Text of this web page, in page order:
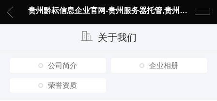
贵州黔耘信息企业官网-贵州服务器托管,贵州主机托管,云服务器托管,数据中心托管,网络设备托管,服务器租用,托管服务提供商,服务器管理-黔耘信息 贵州数据中心机柜租用-专业贵州IDC托管服务器维修
关于我们
公司简介 企业相册
荣誉资质